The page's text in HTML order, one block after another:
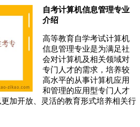
自考计算机信息管理专业
介绍
高等教育自学考试计算机
信息管理专业是为满足社
会对计算机及相关领域对
专门人才的需求，培养较
高水平的从事计算机应用
和管理的应用型专门人才
加开放、灵活的教育形式培养相关行